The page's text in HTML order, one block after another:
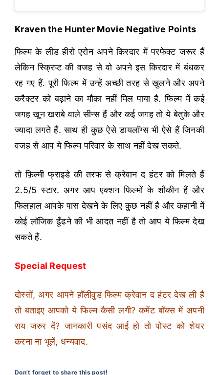
Kraven the Hunter Movie Negative Points
फिल्म के लीड हीरो एरोन अपने किरदार में परफेक्ट जरूर हैं
लेकिन स्क्रिप्ट की वजह से वो अपने इस किरदार में बंधकर
रह गए हैं. पूरी फिल्म में उन्हें अच्छी तरह से खुलने और अपने
करैक्टर को बढ़ाने का मौका नहीं मिल पाया है. फिल्म में कई
जगह खून खराबे वाले सीन्स हैं और कई जगह तो ये बेतुके और
ज्यादा लगते हैं. साथ ही कुछ ऐसे डायलॉग्स भी ऐसे हैं जिनकी
वजह से आप ये फिल्म परिवार के साथ नहीं देख सकते.
तो फ़िल्मी फ्राइडे की तरफ से क्रेवान द हंटर को मिलते हैं
2.5/5 स्टार. अगर आप एक्शन फिल्मों के शौकीन हैं और
फिलहाल आपके पास देखने के लिए कुछ नहीं है और कहानी में
कोई लॉजिक ढूँढने की भी आदत नहीं है तो आप ये फिल्म देख
सकते हैं.
Special Request
दोस्तों, अगर आपने हॉलीवुड फिल्म क्रेवान द हंटर देख ली है
तो बताइए आपको ये फिल्म कैसी लगी? कमेंट बॉक्स में अपनी
राय जरुर दें? जानकारी पसंद आई हो तो पोस्ट को शेयर
करना ना भूलें, धन्यवाद.
Don’t forget to share this post!